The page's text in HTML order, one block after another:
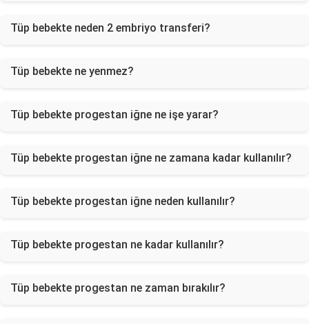
Tüp bebekte neden 2 embriyo transferi?
Tüp bebekte ne yenmez?
Tüp bebekte progestan iğne ne işe yarar?
Tüp bebekte progestan iğne ne zamana kadar kullanılır?
Tüp bebekte progestan iğne neden kullanılır?
Tüp bebekte progestan ne kadar kullanılır?
Tüp bebekte progestan ne zaman bırakılır?